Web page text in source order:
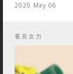
2020 May 06
看見女力